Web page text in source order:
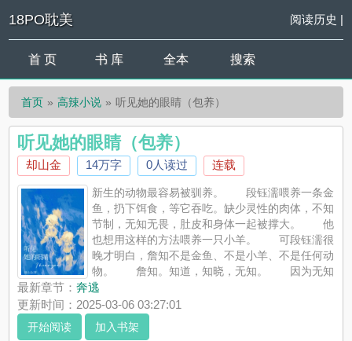
18PO耽美 阅读历史 |
首 页 书 库 全本 搜索
首页 高辣小说 听见她的眼睛（包养）
听见她的眼睛（包养）
却山金 14万字 0人读过 连载
新生的动物最容易被驯养。 段钰濡喂养一条金
鱼，扔下饵食，等它吞吃。缺少灵性的肉体，不知
节制，无知无畏，肚皮和身体一起被撑大。 他
也想用这样的方法喂养一只小羊。 可段钰濡很
晚才明白，詹知不是金鱼、不是小羊、不是任何动
物。 詹知。知道，知晓，无知。 因为无知
所以莽撞。 因为无知所以无畏。 ————＊1v1，sc，学
生妹×美人金主，年龄差12岁，开篇女16男28?请自行避雷，拒绝
代入现实...
《听见她的眼睛（包养）》是却山金精心创作的高辣小说，18PO
最新章节：奔逃
更新时间：2025-03-06 03:27:01
开始阅读 加入书架